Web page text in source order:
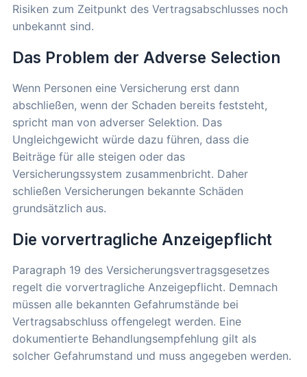
Risiken zum Zeitpunkt des Vertragsabschlusses noch
unbekannt sind.
Das Problem der Adverse Selection
Wenn Personen eine Versicherung erst dann
abschließen, wenn der Schaden bereits feststeht,
spricht man von adverser Selektion. Das
Ungleichgewicht würde dazu führen, dass die
Beiträge für alle steigen oder das
Versicherungssystem zusammenbricht. Daher
schließen Versicherungen bekannte Schäden
grundsätzlich aus.
Die vorvertragliche Anzeigepflicht
Paragraph 19 des Versicherungsvertragsgesetzes
regelt die vorvertragliche Anzeigepflicht. Demnach
müssen alle bekannten Gefahrumstände bei
Vertragsabschluss offengelegt werden. Eine
dokumentierte Behandlungsempfehlung gilt als
solcher Gefahrumstand und muss angegeben werden.